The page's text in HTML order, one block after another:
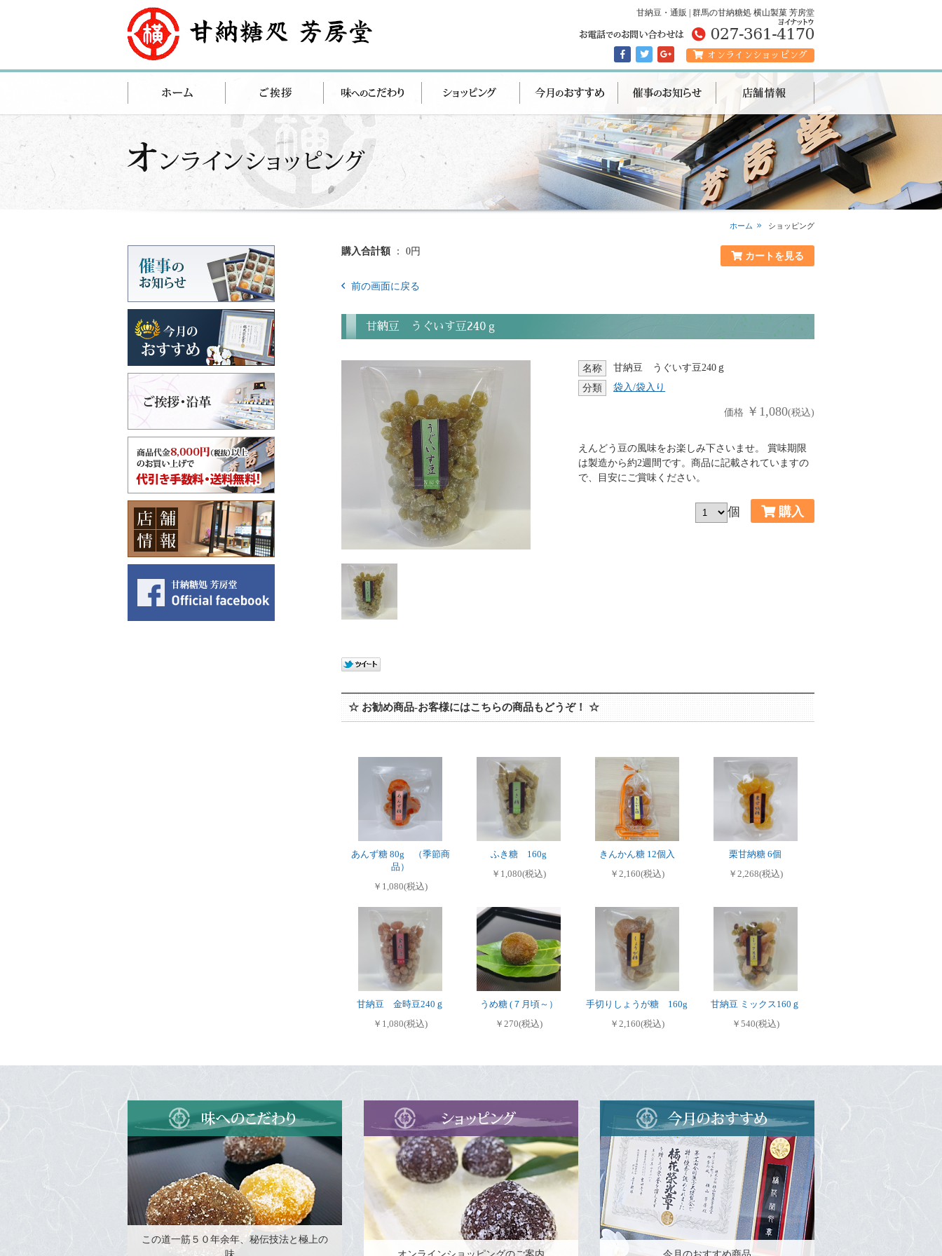
甘納豆・通販 | 群馬の甘納糖処 横山製菓 芳房堂
オンラインショッピング
ホーム ショッピング
購入合計額 ： 0円
前の画面に戻る
甘納豆 うぐいす豆240ｇ
名称
甘納豆 うぐいす豆240ｇ
分類
袋入/袋入り
価格 ￥1,080(税込)
えんどう豆の風味をお楽しみ下さいませ。 賞味期限
は製造から約2週間です。商品に記載されていますの
で、目安にご賞味ください。
個
☆ お勧め商品-お客様にはこちらの商品もどうぞ！ ☆
あんず糖 80g （季節商
品）
￥1,080(税込)
ふき糖 160g
￥1,080(税込)
きんかん糖 12個入
￥2,160(税込)
栗甘納糖 6個
￥2,268(税込)
甘納豆 金時豆240ｇ
￥1,080(税込)
うめ糖 (７月頃～）
￥270(税込)
手切りしょうが糖 160g
￥2,160(税込)
甘納豆 ミックス160ｇ
￥540(税込)
この道一筋５０年余年、秘伝技法と極上の